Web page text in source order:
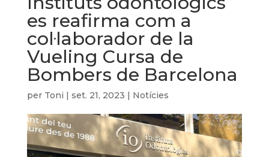
es reafirma com a
col·laborador de la
Vueling Cursa de
Bombers de Barcelona
per Toni | set. 21, 2023 | Notícies